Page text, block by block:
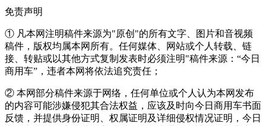
免责声明
① 凡本网注明稿件来源为"原创"的所有文字、图片和音视频
稿件，版权均属本网所有。任何媒体、网站或个人转载、链
接、转贴或以其他方式复制发表时必须注明"稿件来源：“今日
商用车”，违者本网将依法追究责任；
② 本网部分稿件来源于网络，任何单位或个人认为本网发布
的内容可能涉嫌侵犯其合法权益，应该及时向今日商用车书面
反馈，并提供身份证明、权属证明及详细侵权情况证明，今日